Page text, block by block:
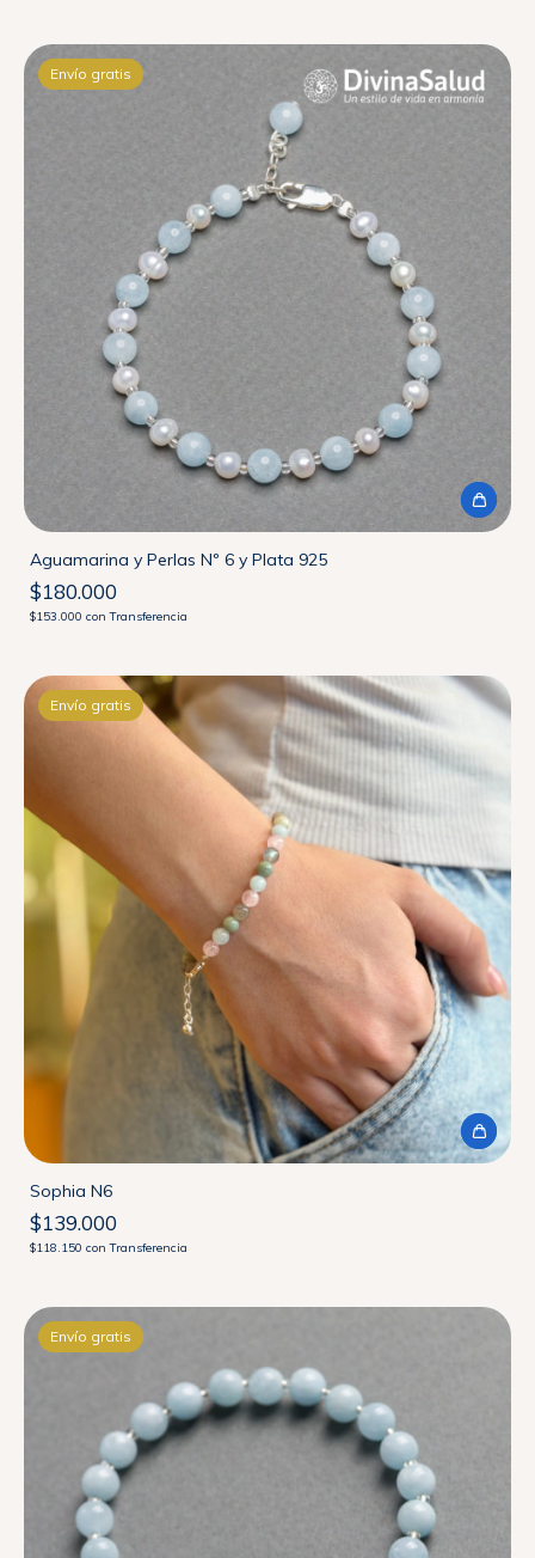
Envío gratis
Aguamarina y Perlas Nº 6 y Plata 925
$180.000
$153.000 con Transferencia
Envío gratis
Sophia N6
$139.000
$118.150 con Transferencia
Envío gratis